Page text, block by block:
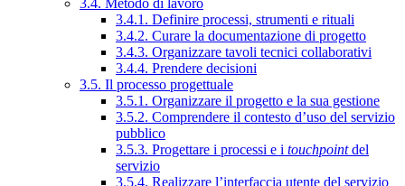
3.4. Metodo di lavoro
3.4.1. Definire processi, strumenti e rituali
3.4.2. Curare la documentazione di progetto
3.4.3. Organizzare tavoli tecnici collaborativi
3.4.4. Prendere decisioni
3.5. Il processo progettuale
3.5.1. Organizzare il progetto e la sua gestione
3.5.2. Comprendere il contesto d’uso del servizio
pubblico
3.5.3. Progettare i processi e i touchpointdel
servizio
3.5.4. Realizzare l’interfaccia utente del servizio